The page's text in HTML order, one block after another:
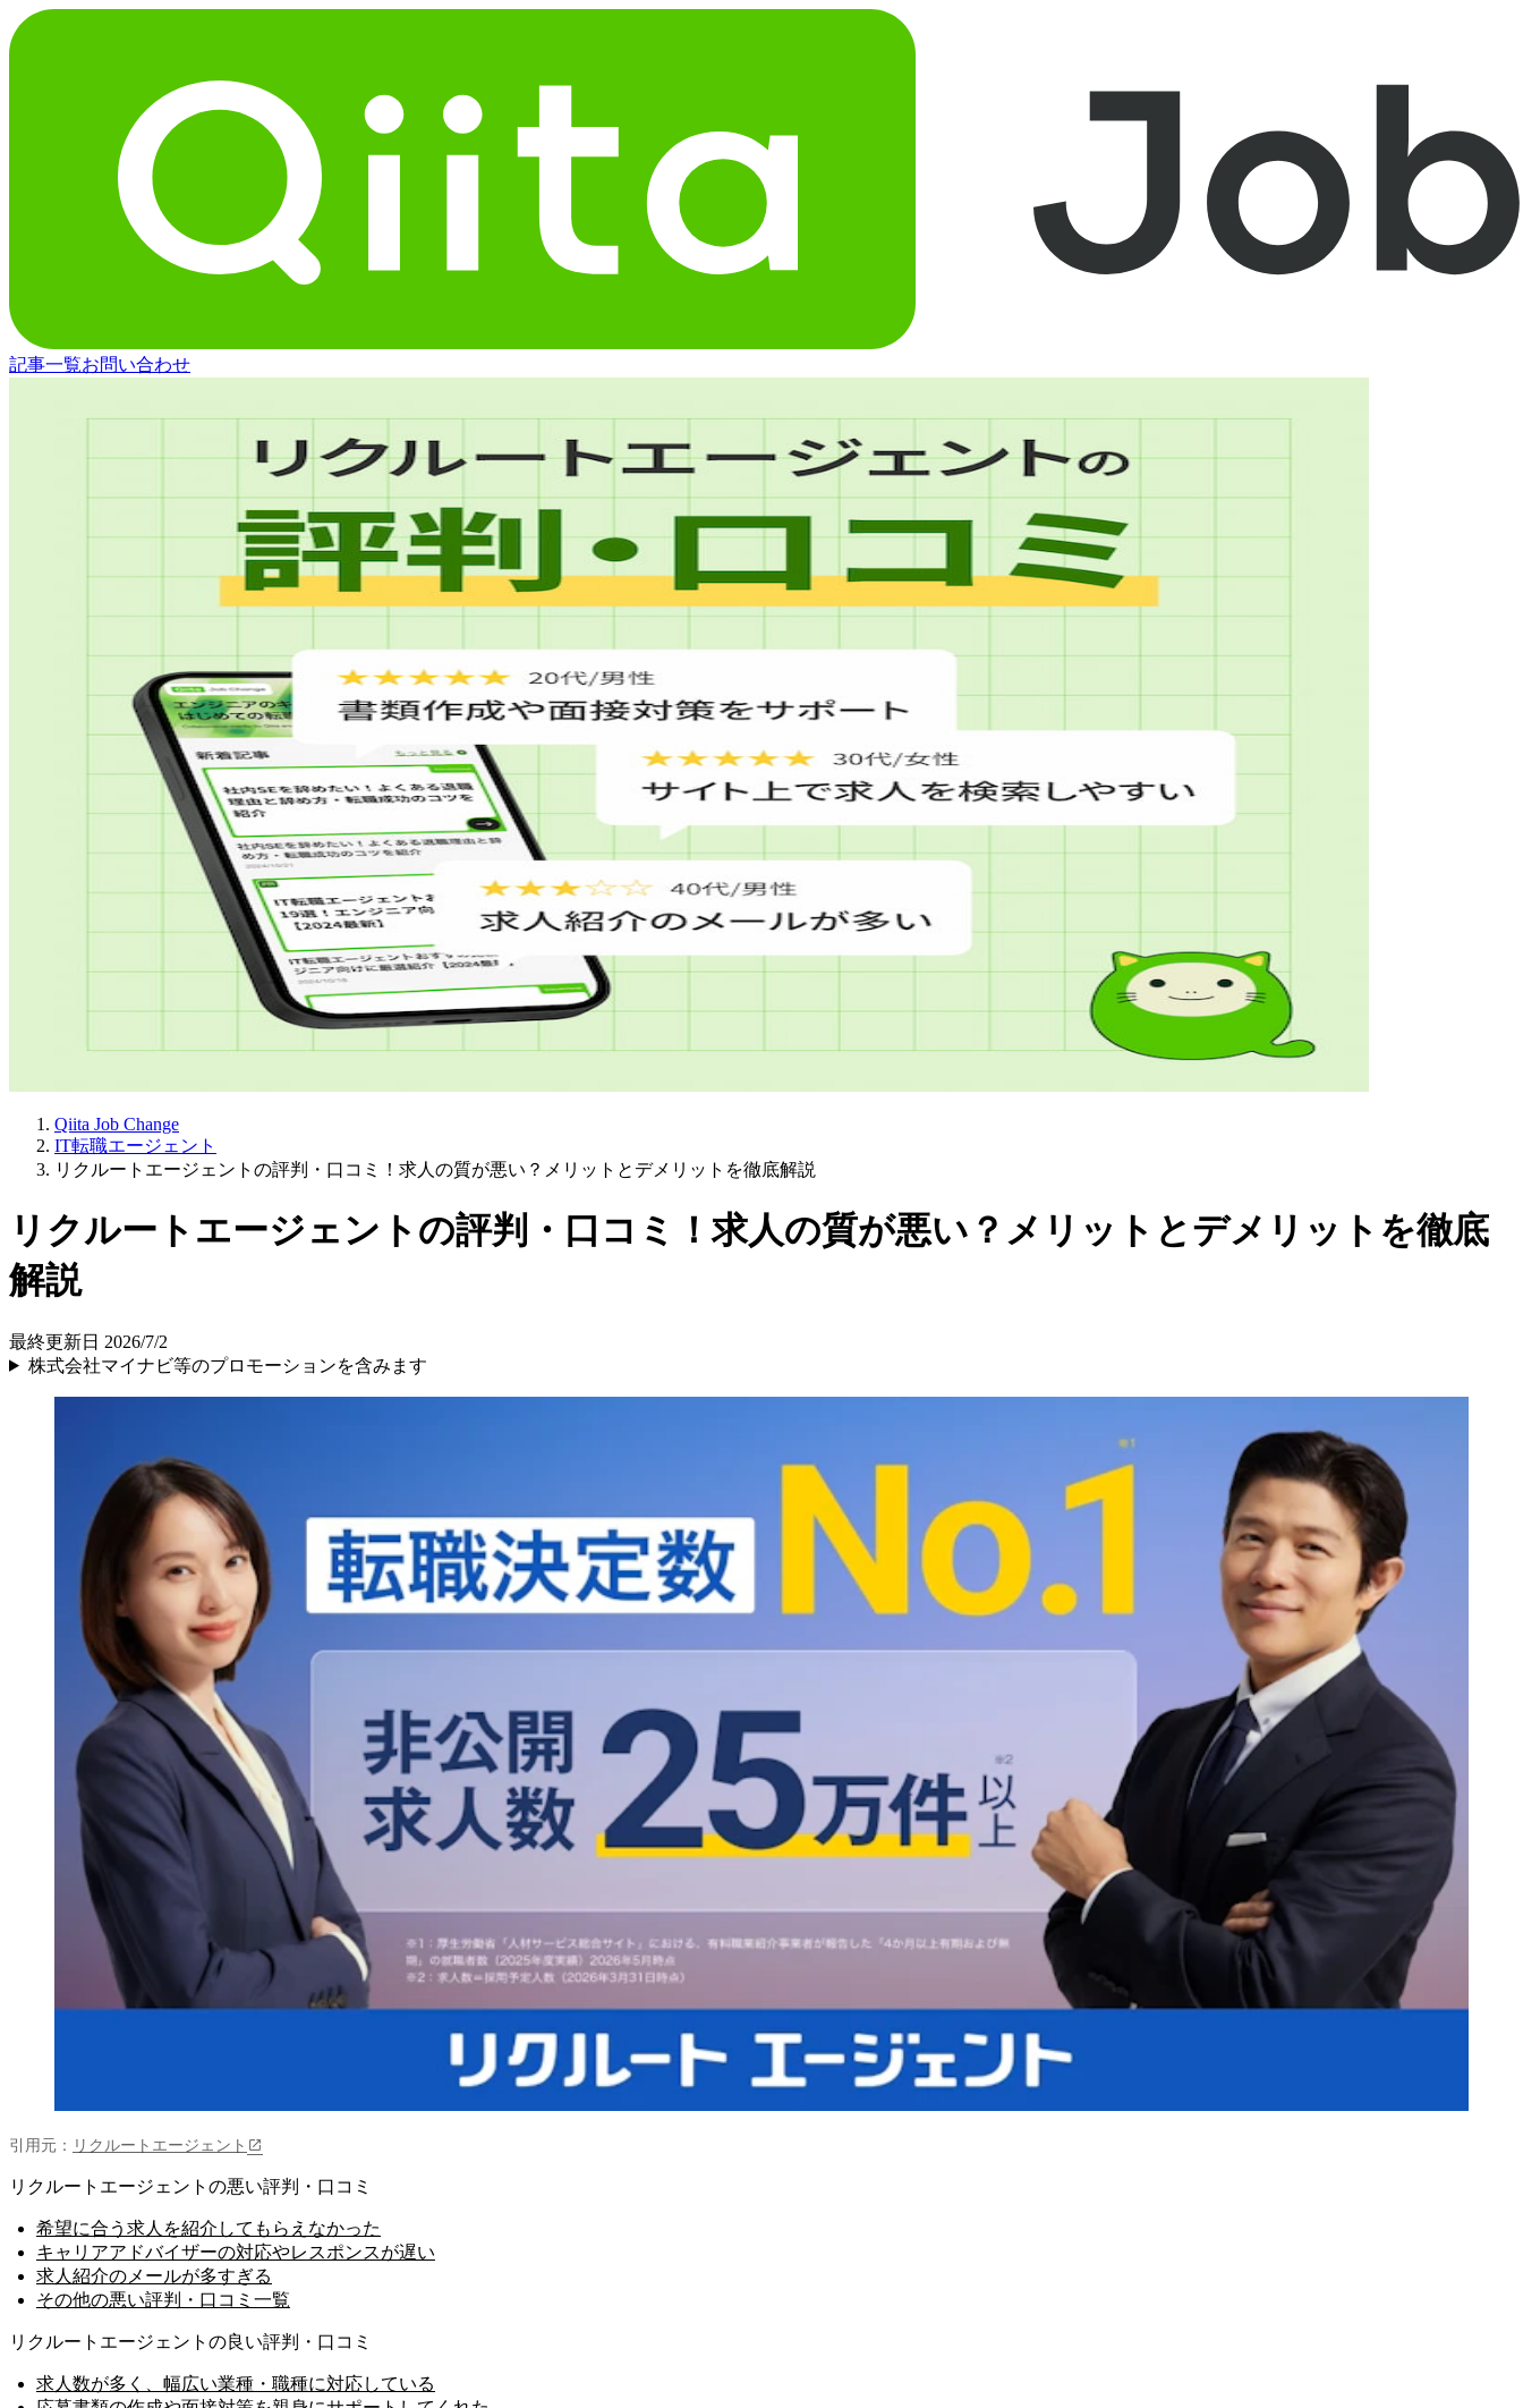
記事一覧お問い合わせ
Qiita Job Change
IT転職エージェント
リクルートエージェントの評判・口コミ！求人の質が悪い？メリットとデメリットを徹底解説
リクルートエージェントの評判・口コミ！求人の質が悪い？メリットとデメリットを徹底
解説
最終更新日 2026/7/2
株式会社マイナビ等のプロモーションを含みます
引用元： リクルートエージェント
リクルートエージェントの悪い評判・口コミ
希望に合う求人を紹介してもらえなかった
キャリアアドバイザーの対応やレスポンスが遅い
求人紹介のメールが多すぎる
その他の悪い評判・口コミ一覧
リクルートエージェントの良い評判・口コミ
求人数が多く、幅広い業種・職種に対応している